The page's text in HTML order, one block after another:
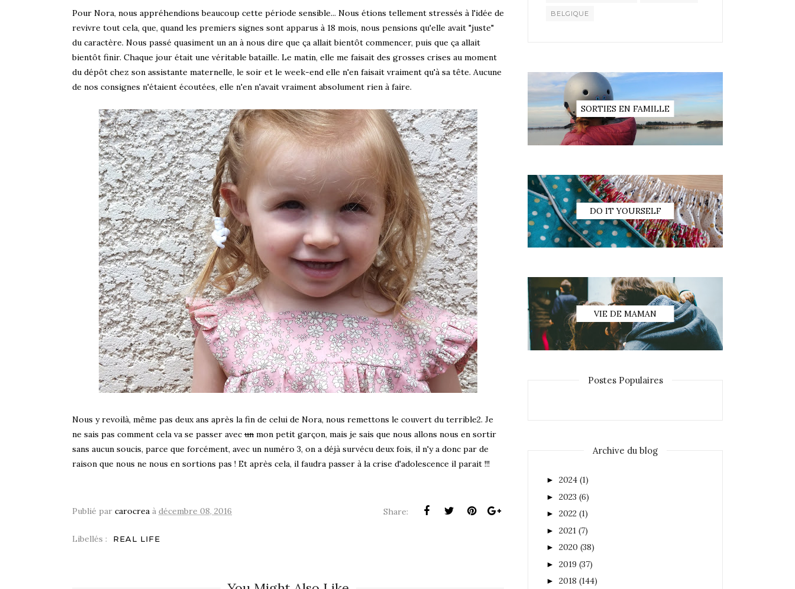
Pour Nora, nous appréhendions beaucoup cette période sensible... Nous étions tellement stressés à l'idée de
revivre tout cela, que, quand les premiers signes sont apparus à 18 mois, nous pensions qu'elle avait "juste"
du caractère. Nous passé quasiment un an à nous dire que ça allait bientôt commencer, puis que ça allait
bientôt finir. Chaque jour était une véritable bataille. Le matin, elle me faisait des grosses crises au moment
du dépôt chez son assistante maternelle, le soir et le week-end elle n'en faisait vraiment qu'à sa tête. Aucune
de nos consignes n'étaient écoutées, elle n'en n'avait vraiment absolument rien à faire.
Nous y revoilà, même pas deux ans après la fin de celui de Nora, nous remettons le couvert du terrible2. Je
ne sais pas comment cela va se passer avec un mon petit garçon, mais je sais que nous allons nous en sortir
sans aucun soucis, parce que forcément, avec un numéro 3, on a déjà survécu deux fois, il n'y a donc par de
raison que nous ne nous en sortions pas ! Et après cela, il faudra passer à la crise d'adolescence il parait !!!
Publié par carocrea à décembre 08, 2016 Share:
Libellés : REAL LIFE
BELGIQUE
SORTIES EN FAMILLE
DO IT YOURSELF
VIE DE MAMAN
Postes Populaires
Archive du blog
► 2024 (1)
► 2023 (6)
► 2022 (1)
► 2021 (7)
► 2020 (38)
► 2019 (37)
► 2018 (144)